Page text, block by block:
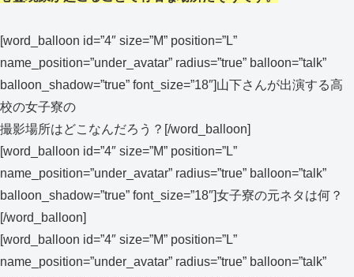
[word_balloon id=”4″ size=”M” position=”L”
name_position=”under_avatar” radius=”true” balloon=”talk”
balloon_shadow=”true” font_size=”18″]山下さんが出演する高
校の女子寮の
撮影場所はどこなんだろう？[/word_balloon]
[word_balloon id=”4″ size=”M” position=”L”
name_position=”under_avatar” radius=”true” balloon=”talk”
balloon_shadow=”true” font_size=”18″]女子寮の元ネタは何？
[/word_balloon]
[word_balloon id=”4″ size=”M” position=”L”
name_position=”under_avatar” radius=”true” balloon=”talk”